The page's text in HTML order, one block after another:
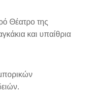
Θέατρο της
και υπαίθρια